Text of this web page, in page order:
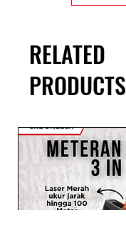
RELATED
PRODUCTS